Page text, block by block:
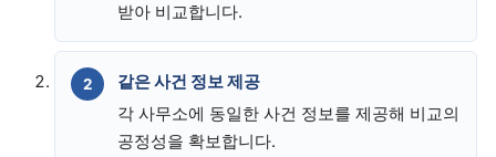
받아 비교합니다.
같은 사건 정보 제공
각 사무소에 동일한 사건 정보를 제공해 비교의
공정성을 확보합니다.